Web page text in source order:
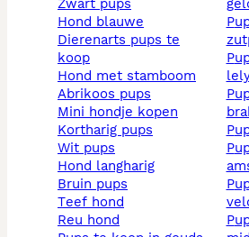
zwart pups
hond blauwe
dierenarts pups te
koop
hond met stamboom
abrikoos pups
mini hondje kopen
kortharig pups
wit pups
hond langharig
bruin pups
teef hond
reu hond
pups te koop in
pups te koop in
pups te koop noord
pups te koop in
pups te koop in
pups te koop in